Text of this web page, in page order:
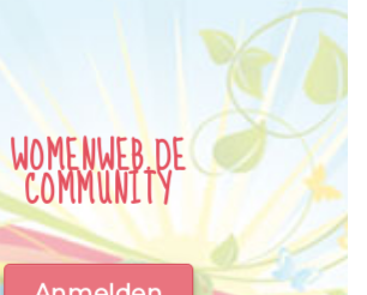
WOMENWEB.DE
COMMUNITY